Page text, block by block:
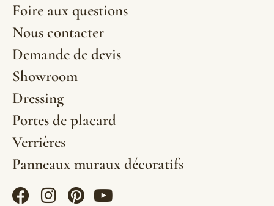
Foire aux questions
Nous contacter
Demande de devis
Showroom
Dressing
Portes de placard
Verrières
Panneaux muraux décoratifs